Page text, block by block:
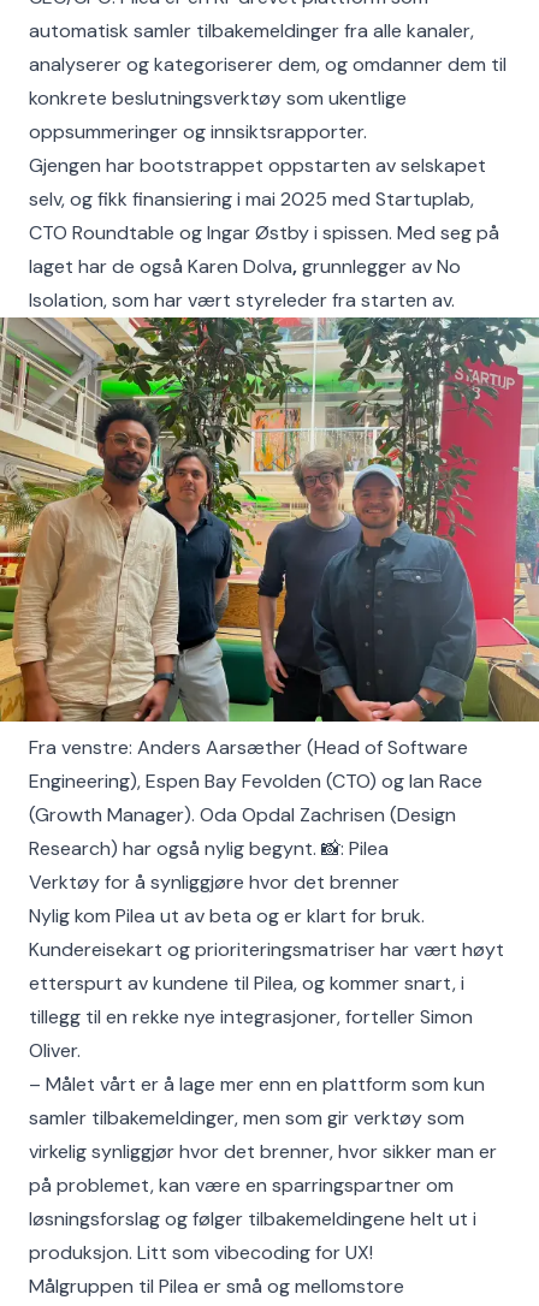
automatisk samler tilbakemeldinger fra alle kanaler,
analyserer og kategoriserer dem, og omdanner dem til
konkrete beslutningsverktøy som ukentlige
oppsummeringer og innsiktsrapporter.
Gjengen har bootstrappet oppstarten av selskapet
selv, og fikk finansiering i mai 2025 med Startuplab,
CTO Roundtable og Ingar Østby i spissen. Med seg på
laget har de også Karen Dolva,grunnlegger av No
Isolation, som har vært styreleder fra starten av.
Fra venstre: Anders Aarsæther (Head of Software
Engineering), Espen Bay Fevolden (CTO) og Ian Race
(Growth Manager). Oda Opdal Zachrisen (Design
Research) har også nylig begynt. 📸: Pilea
Verktøy for å synliggjøre hvor det brenner
Nylig kom Pilea ut av beta og er klart for bruk.
Kundereisekart og prioriteringsmatriser har vært høyt
etterspurt av kundene til Pilea, og kommer snart, i
tillegg til en rekke nye integrasjoner, forteller Simon
Oliver.
– Målet vårt er å lage mer enn en plattform som kun
samler tilbakemeldinger, men som gir verktøy som
virkelig synliggjør hvor det brenner, hvor sikker man er
på problemet, kan være en sparringspartner om
løsningsforslag og følger tilbakemeldingene helt ut i
produksjon. Litt som vibecoding for UX!
Målgruppen til Pilea er små og mellomstore